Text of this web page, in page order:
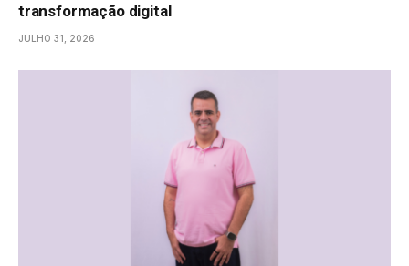
transformação digital
JULHO 31, 2026